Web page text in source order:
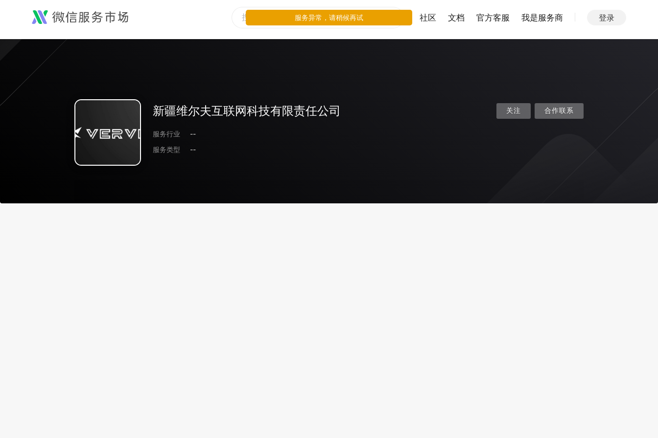
社区 文档 官方客服 我是服务商 登录
新疆维尔夫互联网科技有限责任公司
服务行业
--
服务类型
--
关注 合作联系
服务异常，请稍候再试